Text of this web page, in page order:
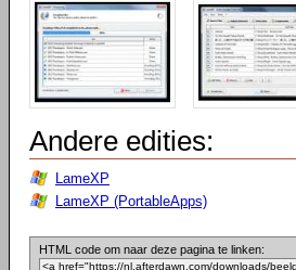
Andere edities:
LameXP
LameXP (PortableApps)
HTML code om naar deze pagina te linken: